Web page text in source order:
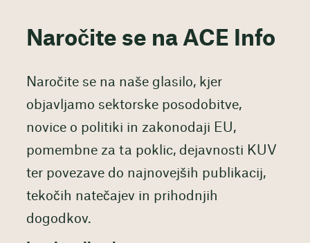
Naročite se na ACE Info
Naročite se na naše glasilo, kjer
objavljamo sektorske posodobitve,
novice o politiki in zakonodaji EU,
pomembne za ta poklic, dejavnosti KUV
ter povezave do najnovejših publikacij,
tekočih natečajev in prihodnjih
dogodkov.